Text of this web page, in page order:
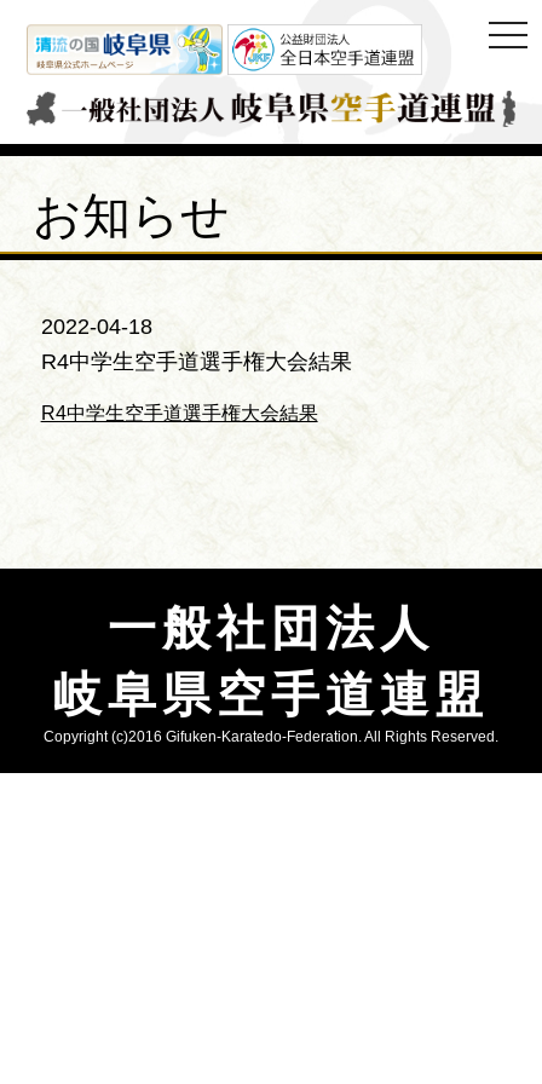
お知らせ
2022-04-18
R4中学生空手道選手権大会結果
R4中学生空手道選手権大会結果
一般社団法人
岐阜県空手道連盟
Copyright (c)2016 Gifuken-Karatedo-Federation. All Rights Reserved.